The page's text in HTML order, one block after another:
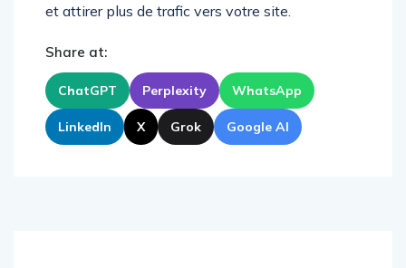
et attirer plus de trafic vers votre site.
Share at:
ChatGPT Perplexity WhatsApp
LinkedIn X Grok Google AI